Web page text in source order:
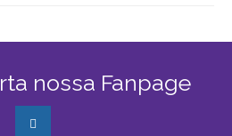
nossa Fanpage